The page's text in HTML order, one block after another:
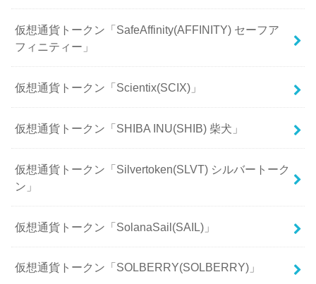
仮想通貨トークン「SafeAffinity(AFFINITY) セーフア
フィニティー」
仮想通貨トークン「Scientix(SCIX)」
仮想通貨トークン「SHIBA INU(SHIB) 柴犬」
仮想通貨トークン「Silvertoken(SLVT) シルバートーク
ン」
仮想通貨トークン「SolanaSail(SAIL)」
仮想通貨トークン「SOLBERRY(SOLBERRY)」